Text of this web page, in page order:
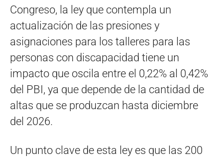
Congreso, la ley que contempla un
actualización de las presiones y
asignaciones para los talleres para las
personas con discapacidad tiene un
impacto que oscila entre el 0,22% al 0,42%
del PBI, ya que depende de la cantidad de
altas que se produzcan hasta diciembre
del 2026.
Un punto clave de esta ley es que las 200